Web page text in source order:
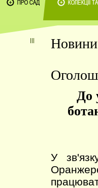
Новини
До
У